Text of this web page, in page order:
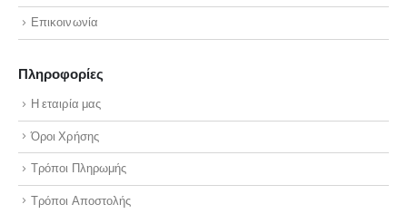
Επικοινωνία
Πληροφορίες
Η εταιρία μας
Όροι Χρήσης
Τρόποι Πληρωμής
Τρόποι Αποστολής